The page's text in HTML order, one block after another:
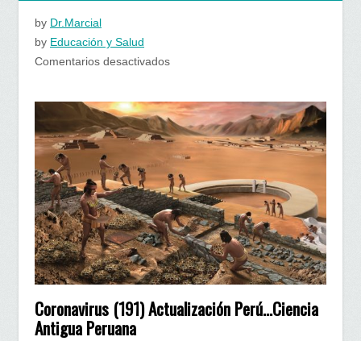
by Dr.Marcial
by Educación y Salud
Comentarios desactivadosen
Actualización
Perú…
Ciencia
Antigua
Peruana
Coronavirus (191) Actualización Perú…Ciencia
Antigua Peruana